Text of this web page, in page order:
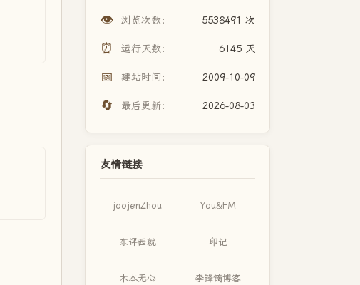
👁️ 浏览次数： 5538491 次
⏰ 运行天数： 6145 天
📅 建站时间： 2009-10-09
🔄 最后更新： 2026-08-03
友情链接
joojenZhou You&FM
东评西就 印记
木本无心 李锋镝博客